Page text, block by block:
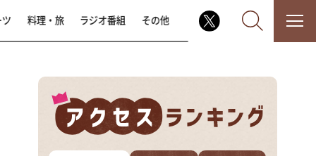
なるみ・岡村の過ぎるTV
料理・旅 ラジオ番組 その他